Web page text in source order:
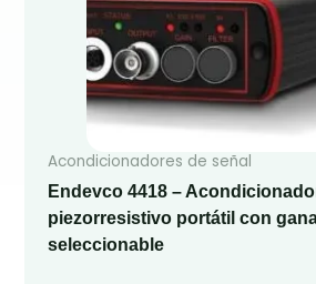
Acondicionadores de señal
Endevco 4418 –
piezorresistivo portátil con
seleccionable